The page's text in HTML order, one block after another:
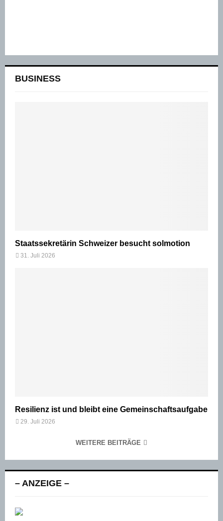
BUSINESS
Staatssekretärin Schweizer besucht solmotion
31. Juli 2026
Resilienz ist und bleibt eine Gemeinschaftsaufgabe
29. Juli 2026
WEITERE BEITRÄGE
– ANZEIGE –